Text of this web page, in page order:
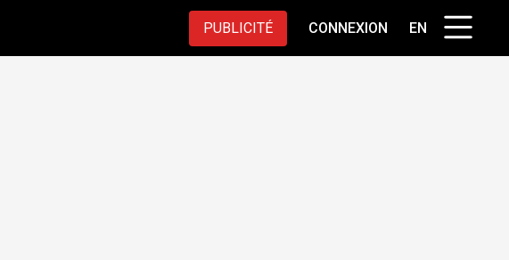
PUBLICITÉ CONNEXION EN